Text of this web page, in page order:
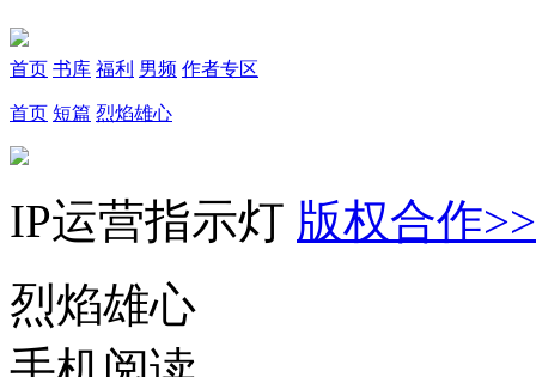
首页 书库 福利 男频 作者专区
首页 短篇 烈焰雄心
IP运营指示灯 版权合作>>
烈焰雄心